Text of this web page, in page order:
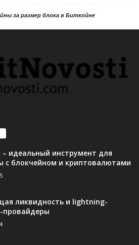
за размер блока в Биткойне
– идеальный инструмент для
с блокчейном и криптовалютами
ликвидность и lightning-
провайдеры